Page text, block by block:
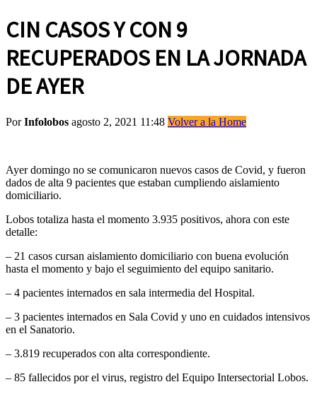
CIN CASOS Y CON 9
RECUPERADOS EN LA JORNADA
DE AYER
PorInfolobos agosto 2, 2021 11:48 Volver a la Home
Ayer domingo no se comunicaron nuevos casos de Covid, y fueron
dados de alta 9 pacientes que estaban cumpliendo aislamiento
domiciliario.
Lobos totaliza hasta el momento 3.935 positivos, ahora con este
detalle:
– 21 casos cursan aislamiento domiciliario con buena evolución
hasta el momento y bajo el seguimiento del equipo sanitario.
– 4 pacientes internados en sala intermedia del Hospital.
– 3 pacientes internados en Sala Covid y uno en cuidados intensivos
en el Sanatorio.
– 3.819 recuperados con alta correspondiente.
– 85 fallecidos por el virus, registro del Equipo Intersectorial Lobos.